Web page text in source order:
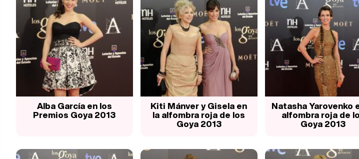
Alba García en los
Premios Goya 2013
Kiti Mánver y Gisela en
la alfombra roja de los
Goya 2013
Natasha Yarovenko
alfombra roja de
Goya 2013